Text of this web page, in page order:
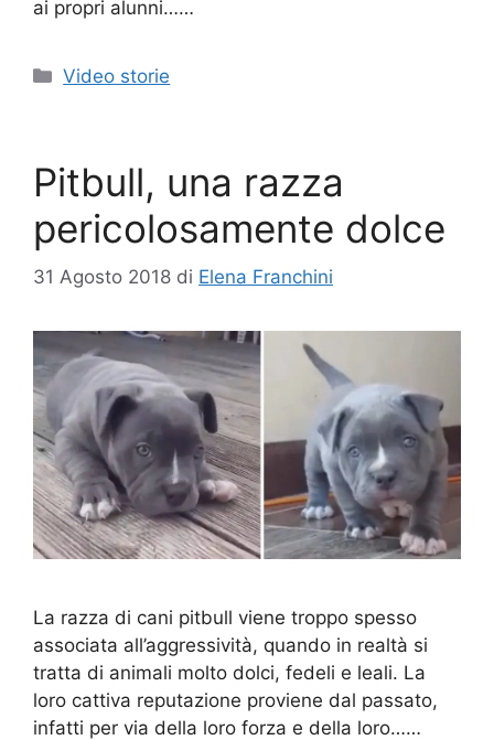
ai propri alunni……
Categorie
Video storie
Pitbull, una razza
pericolosamente dolce
31 Agosto 2018 di Elena Franchini
La razza di cani pitbull viene troppo spesso
associata all’aggressività, quando in realtà si
tratta di animali molto dolci, fedeli e leali. La
loro cattiva reputazione proviene dal passato,
infatti per via della loro forza e della loro……